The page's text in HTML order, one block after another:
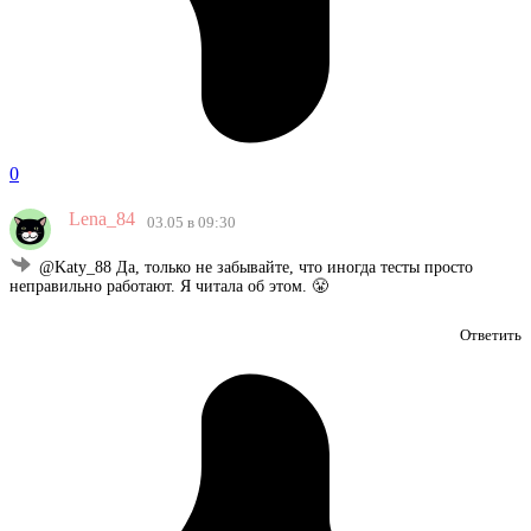
0
Lena_84 03.05 в 09:30
@Katy_88 Да, только не забывайте, что иногда тесты просто
неправильно работают. Я читала об этом. 😤
Ответить